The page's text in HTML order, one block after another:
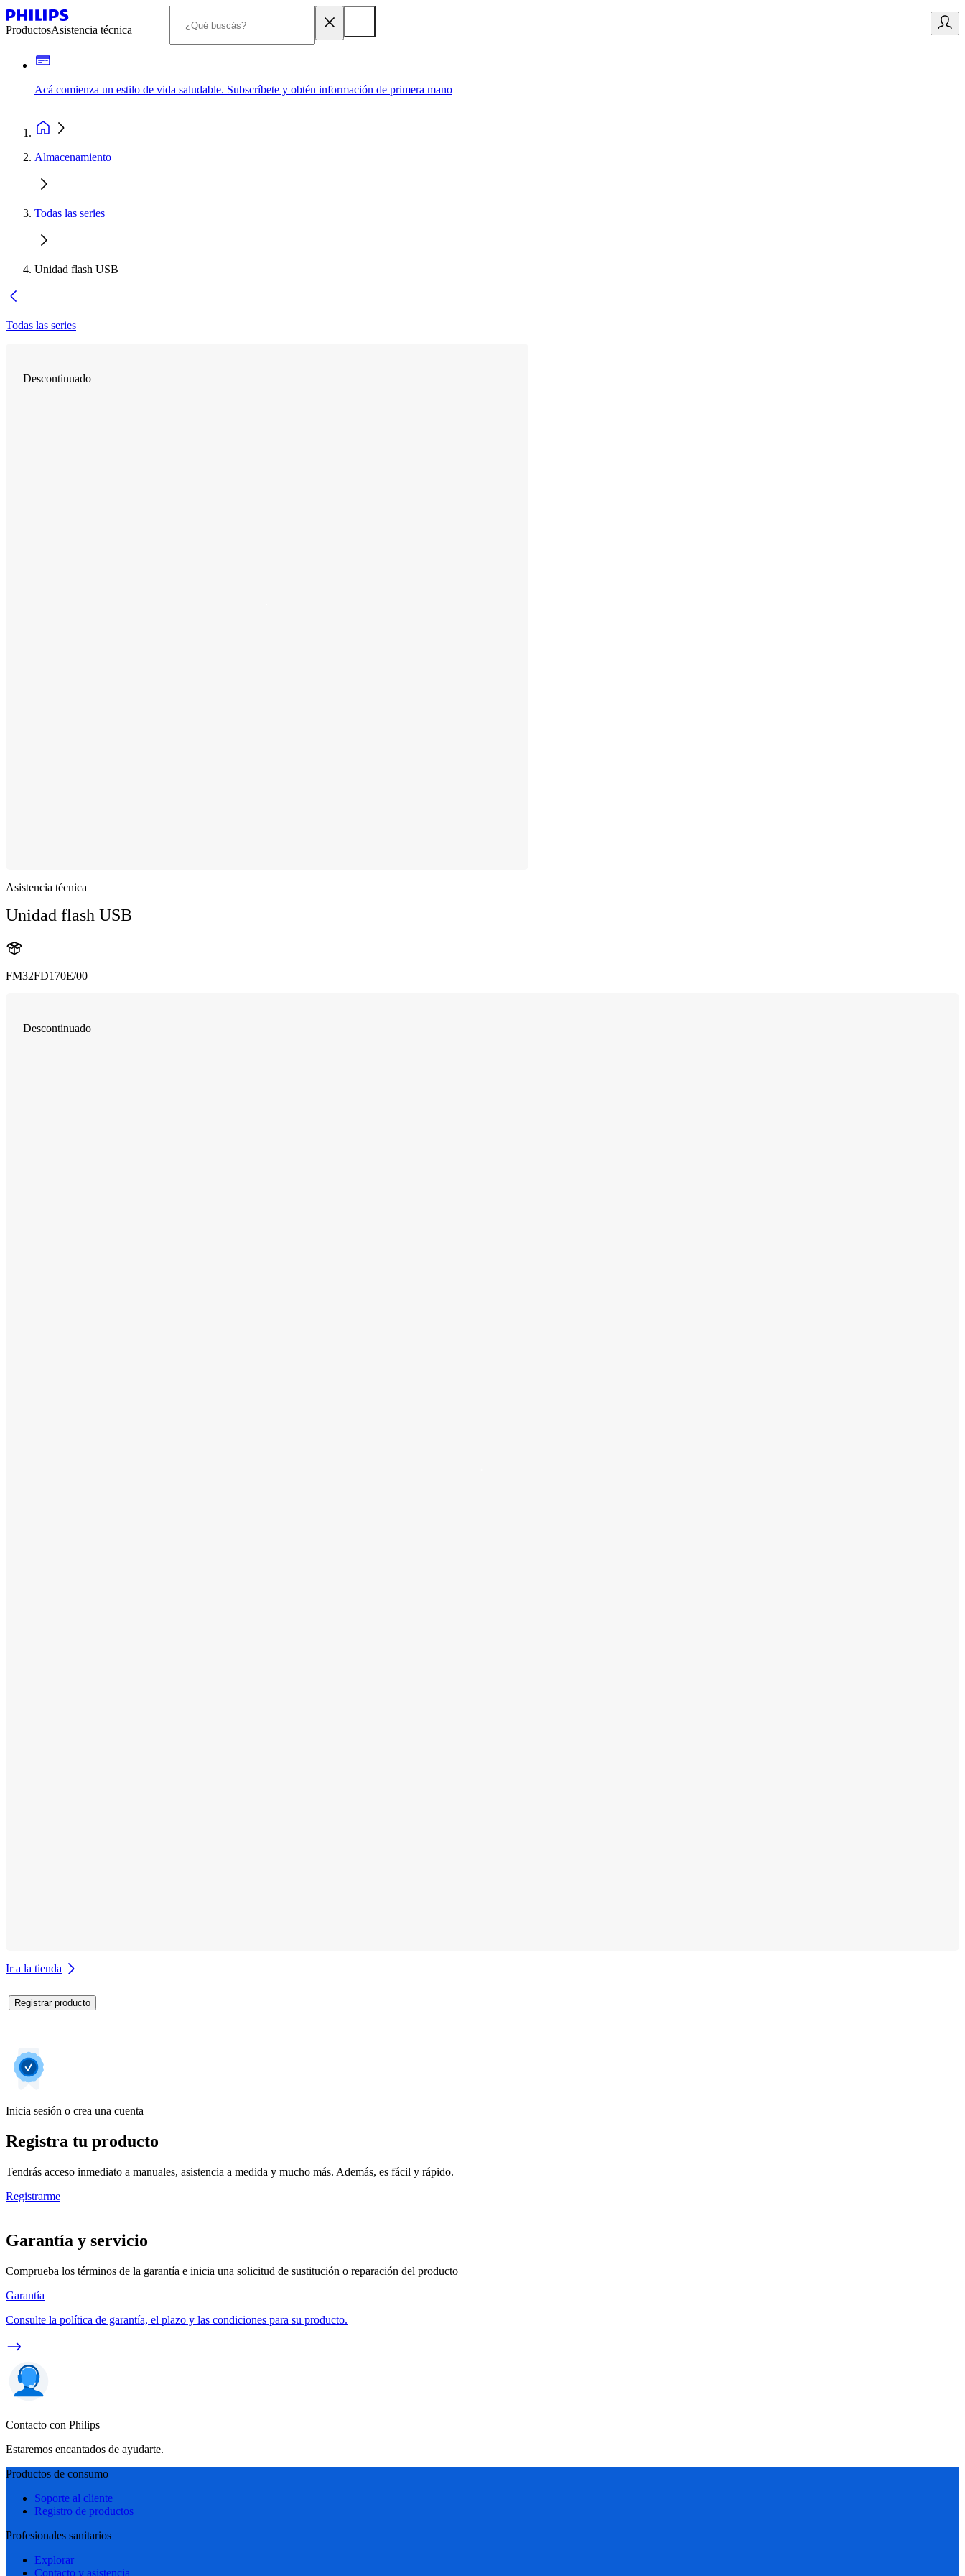
ProductosAsistencia técnica
Acá comienza un estilo de vida saludable. Subscríbete y obtén información de primera mano
Almacenamiento
Todas las series
Unidad flash USB
Todas las series
Descontinuado
Asistencia técnica
Unidad flash USB
FM32FD170E/00
Descontinuado
Ir a la tienda
Registrar producto
Inicia sesión o crea una cuenta
Registra tu producto
Tendrás acceso inmediato a manuales, asistencia a medida y mucho más. Además, es fácil y rápido.
Registrarme
Garantía y servicio
Comprueba los términos de la garantía e inicia una solicitud de sustitución o reparación del producto
Garantía
Consulte la política de garantía, el plazo y las condiciones para su producto.
Contacto con Philips
Estaremos encantados de ayudarte.
Productos de consumo
Soporte al cliente
Registro de productos
Profesionales sanitarios
Explorar
Contacto y asistencia